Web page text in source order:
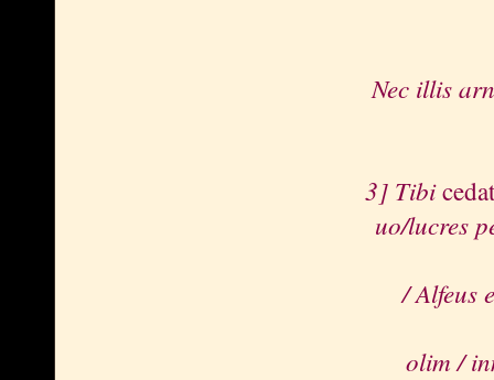
Nec illis
3] Tibi
uo/lucres
/ Alfeus
olim /